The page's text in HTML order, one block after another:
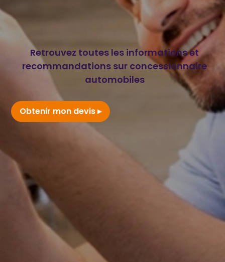
Retrouvez toutes les informations et
recommandations sur concessionnaire
automobiles
Obtenir mon devis